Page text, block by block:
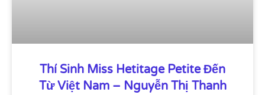
Thí Sinh Miss Hetitage Petite Đến
Từ Việt Nam – Nguyễn Thị Thanh